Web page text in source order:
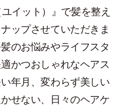
イット）』で髪を整え
ップさせていただきま
のお悩みやライフスタ
かつおしゃれなヘアス
年月、変わらず美しい
せない、日々のヘアケ